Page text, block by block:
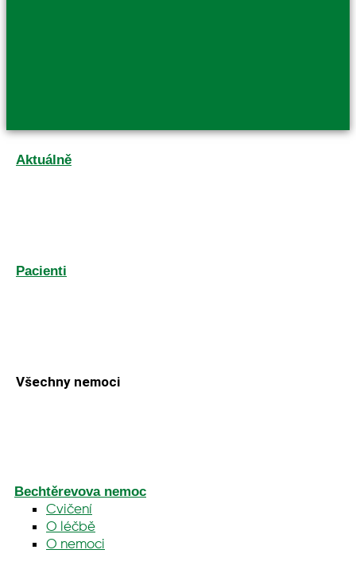
Aktuálně
Pacienti
Všechny nemoci
Bechtěrevova nemoc
Cvičení
O léčbě
O nemoci